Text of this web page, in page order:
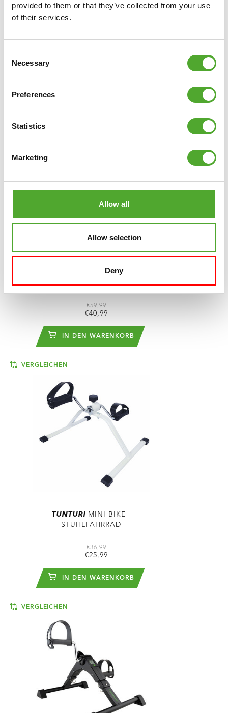
provided to them or that they’ve collected from your use
of their services.
Selection
Necessary
Preferences
Statistics
Marketing
Allow all
Allow selection
Deny
INKL. DISPLAY
VERGLEICHEN
MINI BIKE PRO
SITZFAHRRAD
€59,99
€40,99
IN DEN WARENKORB
VERGLEICHEN
TUNTURIMINI BIKE -
STUHLFAHRRAD
€36,99
€25,99
IN DEN WARENKORB
VERGLEICHEN